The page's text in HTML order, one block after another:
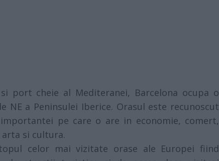
port cheie al Mediteranei, Barcelona ocupa o
NE a Peninsulei Iberice. Orasul este recunoscut
pe care o are in economie, comert,
si cultura.
celor mai vizitate orase ale Europei fiind